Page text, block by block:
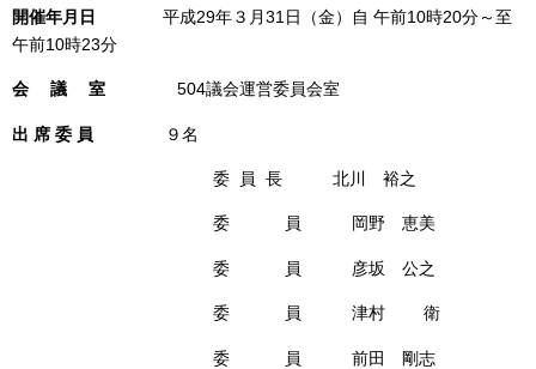
開催年月日 平成29年３月31日（金）自 午前10時20分～至
午前10時23分
会 議 室 504議会運営委員会室
出 席 委 員 ９名
委 員 長 北川 裕之
委 員 岡野 恵美
委 員 彦坂 公之
委 員 津村 衛
委 員 前田 剛志